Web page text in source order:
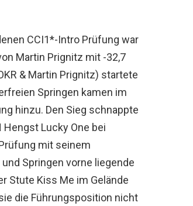
CCI1*-Intro Prüfung war
Martin Prignitz mit -32,7
& Martin Prignitz) startete
Springen kamen im
hinzu. Den Sieg schnappte
Hengst Lucky One bei
mit seinem
Springen vorne liegende
Stute Kiss Me im Gelände
die Führungsposition nicht